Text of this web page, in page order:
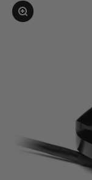
Agrandir l'image